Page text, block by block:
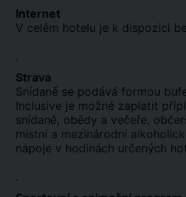
Internet
V celém hotelu je k dispozici
.
Strava
Snídaně se podává formou
Inclusive je možné zaplatit
snídaně, obědy a večeře,
místní a mezinárodní
nápoje v hodinách určených
.